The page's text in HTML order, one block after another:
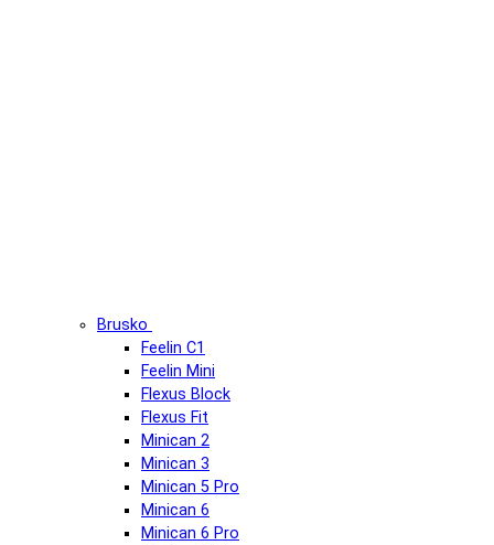
Brusko
Feelin C1
Feelin Mini
Flexus Block
Flexus Fit
Minican 2
Minican 3
Minican 5 Pro
Minican 6
Minican 6 Pro